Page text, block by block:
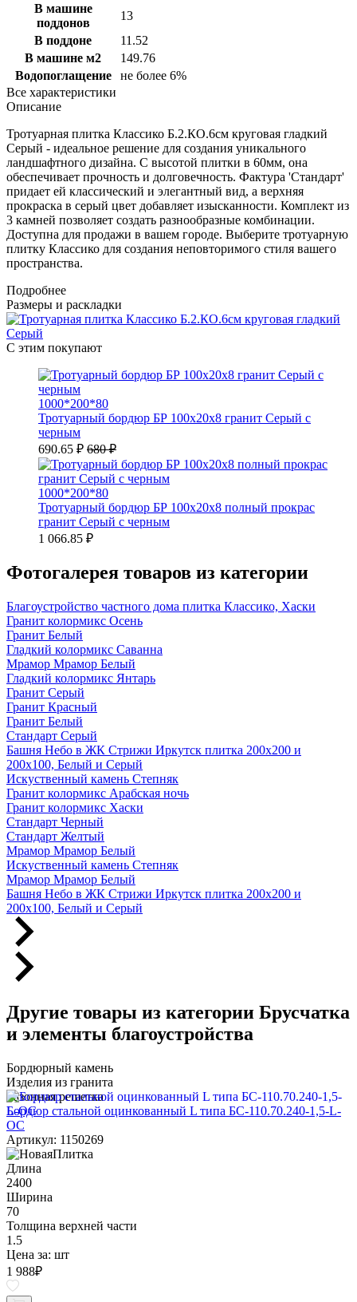
В машине
поддонов
13
В поддоне
11.52
В машине м2
149.76
Водопоглащение
не более 6%
Все характеристики
Описание
Тротуарная плитка Классико Б.2.КО.6см круговая гладкий
Серый - идеальное решение для создания уникального
ландшафтного дизайна. С высотой плитки в 60мм, она
обеспечивает прочность и долговечность. Фактура 'Стандарт'
придает ей классический и элегантный вид, а верхняя
прокраска в серый цвет добавляет изысканности. Комплект из
3 камней позволяет создать разнообразные комбинации.
Доступна для продажи в вашем городе. Выберите тротуарную
плитку Классико для создания неповторимого стиля вашего
пространства.
Подробнее
Размеры и раскладки
С этим покупают
1000*200*80
Тротуарный бордюр БР 100х20х8 гранит Серый с
черным
690.65 ₽ 680 ₽
1000*200*80
Тротуарный бордюр БР 100х20х8 полный прокрас
гранит Серый с черным
1 066.85 ₽
Фотогалерея товаров из категории
Благоустройство частного дома плитка Классико, Хаски
Гранит колормикс Осень
Гранит Белый
Гладкий колормикс Саванна
Мрамор Мрамор Белый
Гладкий колормикс Янтарь
Гранит Серый
Гранит Красный
Гранит Белый
Стандарт Серый
Башня Небо в ЖК Стрижи Иркутск плитка 200х200 и
200х100, Белый и Серый
Искуственный камень Степняк
Гранит колормикс Арабская ночь
Гранит колормикс Хаски
Стандарт Черный
Стандарт Желтый
Мрамор Мрамор Белый
Искуственный камень Степняк
Мрамор Мрамор Белый
Башня Небо в ЖК Стрижи Иркутск плитка 200х200 и
200х100, Белый и Серый
Другие товары из категории Брусчатка
и элементы благоустройства
Бордюрный камень
Изделия из гранита
Газонная решетка
Бордюр стальной оцинкованный L типа БС-110.70.240-1,5-L-
ОС
Артикул: 1150269
Длина
2400
Ширина
70
Толщина верхней части
1.5
Цена за: шт
1 988₽